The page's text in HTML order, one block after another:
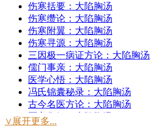
伤寒括要：大陷胸汤
伤寒缵论：大陷胸汤
伤寒附翼：大陷胸汤
伤寒寻源：大陷胸汤
三因极一病证方论：大陷胸汤
儒门事亲：大陷胸汤
医学心悟：大陷胸汤
冯氏锦囊秘录：大陷胸汤
古今名医方论：大陷胸汤
医方集解：大陷胸汤
绛雪园古方选注：大陷胸汤
∨展开更多...